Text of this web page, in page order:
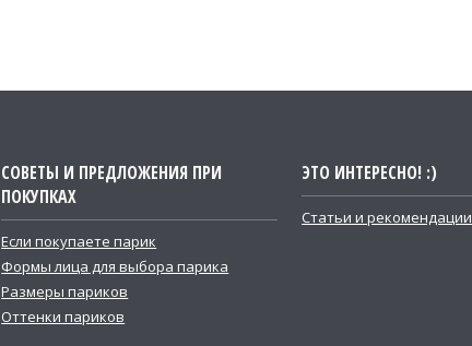
СОВЕТЫ И ПРЕДЛОЖЕНИЯ ПРИ
ПОКУПКАХ
Если покупаете парик
Формы лица для выбора парика
Размеры париков
Оттенки париков
ЭТО ИНТЕРЕСНО! :)
Статьи и рекомендации